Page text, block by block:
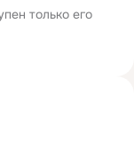
только его